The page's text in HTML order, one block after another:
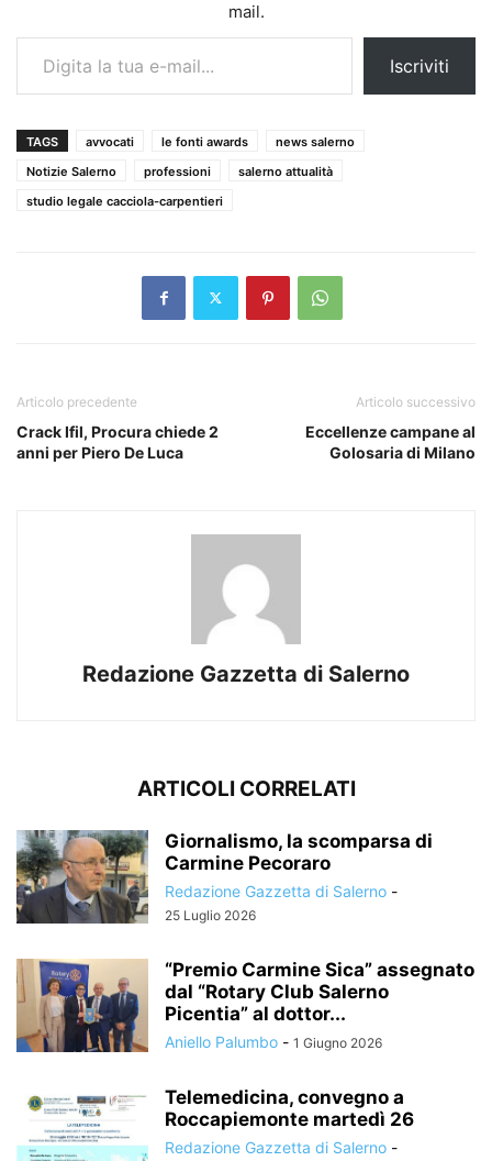
mail.
Digita la tua e-mail...
Iscriviti
TAGS avvocati le fonti awards
news salerno
Notizie Salerno
professioni
salerno attualità
studio legale cacciola-carpentieri
Articolo precedente
Crack Ifil, Procura chiede 2
anni per Piero De Luca
Articolo successivo
Eccellenze campane al
Golosaria di Milano
Redazione Gazzetta di Salerno
ARTICOLI CORRELATI
Giornalismo, la scomparsa di
Carmine Pecoraro
Redazione Gazzetta di Salerno -
25 Luglio 2026
“Premio Carmine Sica” assegnato
dal “Rotary Club Salerno
Picentia” al dottor...
Aniello Palumbo - 1 Giugno 2026
Telemedicina, convegno a
Roccapiemonte martedì 26
Redazione Gazzetta di Salerno -